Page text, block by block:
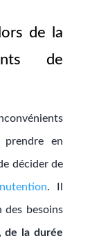
de la
de
en
décider de
. Il
des besoins
de la durée